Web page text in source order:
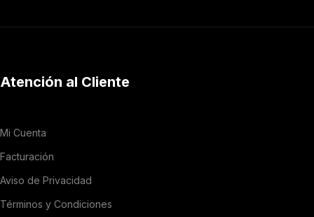
Atención al Cliente
Mi Cuenta
Facturación
Aviso de Privacidad
Términos y Condiciones